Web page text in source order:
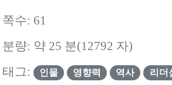
쪽수: 61
분량: 약 25 분(12792 자)
태그:
인물 영향력 역사 리더